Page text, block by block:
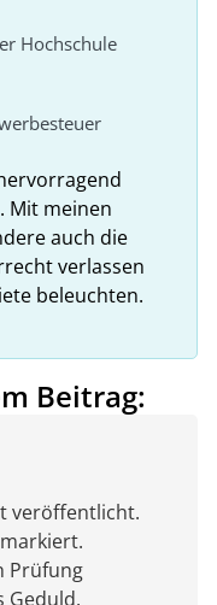
Hochschule
Mit meinen
auch die
verlassen
beleuchten.
Beitrag:
veröffentlicht.
Prüfung
Geduld.